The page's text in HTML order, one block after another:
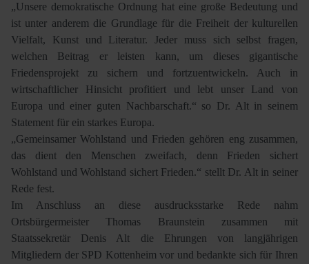
„Unsere demokratische Ordnung hat eine große Bedeutung und
ist unter anderem die Grundlage für die Freiheit der kulturellen
Vielfalt, Kunst und Literatur. Jeder muss sich selbst fragen,
welchen Beitrag er leisten kann, um dieses gigantische
Friedensprojekt zu sichern und fortzuentwickeln. Auch in
wirtschaftlicher Hinsicht profitiert und lebt unser Land von
Europa und einer guten Nachbarschaft.“ so Dr. Alt in seinem
Statement für ein starkes Europa.
„Gemeinsamer Wohlstand und Frieden gehören eng zusammen,
das dient den Menschen zweifach, denn Frieden sichert
Wohlstand und Wohlstand sichert Frieden.“ stellt Dr. Alt in seiner
Rede fest.
Im Anschluss an diese ausdrucksstarke Rede nahm
Ortsbürgermeister Thomas Braunstein zusammen mit
Staatssekretär Denis Alt die Ehrungen von langjährigen
Mitgliedern der SPD Kottenheim vor und bedankte sich für Ihren